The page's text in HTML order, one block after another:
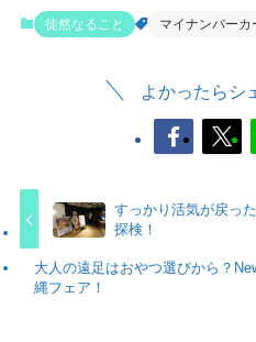
徒然なること マイナンバーカ
よかったらシ
すっかり活気が戻っ
探検！
大人の遠足はおやつ選びから？
縄フェア！